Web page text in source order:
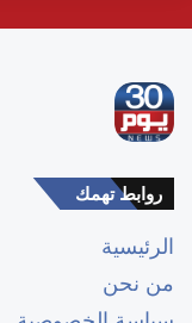
روابط تهمك
الرئيسية
من نحن